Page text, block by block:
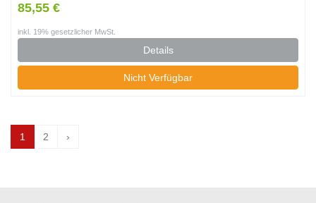
85,55 €
inkl. 19% gesetzlicher MwSt.
Details
Nicht Verfügbar
1 2 ›